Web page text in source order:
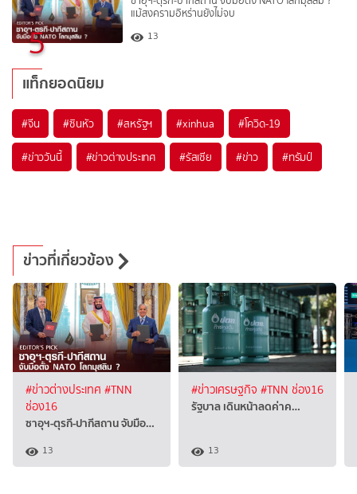
5
แม้สงครามอิหร่านยังไม่จบ
13
แท็กยอดนิยม
#จีน #ซินหัว #สหรัฐฯ #xinhua #โควิด-19
#ข่าววันนี้ #ข่าวต่างประเทศ #รัสเซีย #ข่าว #ทรัมป์
ข่าวที่เกี่ยวข้อง
#ข่าวต่างประเทศ #TNN
ช่อง16
ซาอุฯ-ตุรกี-ปากีสถาน จับมือ…
13
#ข่าวเศรษฐกิจ #TNN ช่อง16
รัฐบาล เดินหน้าลดค่าค…
13